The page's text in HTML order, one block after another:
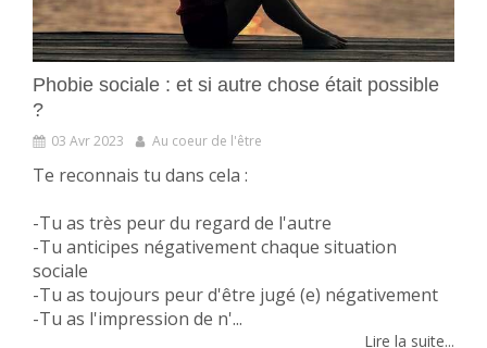
Phobie sociale : et si autre chose était possible
?
03 Avr 2023 Au coeur de l'être
Te reconnais tu dans cela :
-Tu as très peur du regard de l'autre
-Tu anticipes négativement chaque situation
sociale
-Tu as toujours peur d'être jugé (e) négativement
-Tu as l'impression de n'...
Lire la suite...